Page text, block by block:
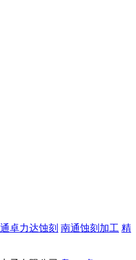
卓力达蚀刻 南通蚀刻加工 精